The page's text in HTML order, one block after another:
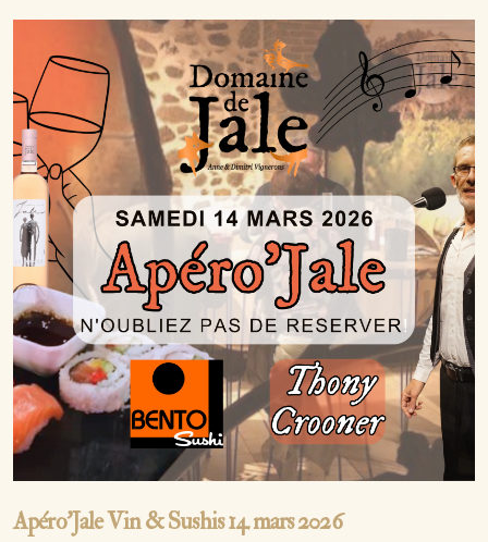
Apéro’Jale Vin & Sushis 14 mars 2026